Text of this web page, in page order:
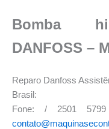
Bomba
DANFOSS –
Reparo Danfoss
Brasil:
Fone: / 2501